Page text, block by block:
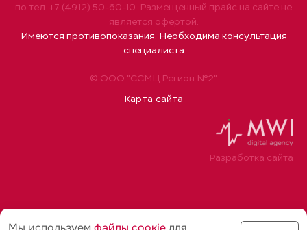
© ООО "ССМЦ Регион №2"
Карта сайта
по тел. +7 (4912) 50-60-10. Размещенный прайс на сайте не
является офертой.
Имеются противопоказания. Необходима консультация
специалиста
Разработка сайта